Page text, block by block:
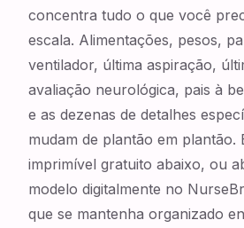
concentra tudo o que você
escala. Alimentações, pesos,
ventilador, última aspiração,
avaliação neurológica, pais à
e as dezenas de detalhes
mudam de plantão em plantão.
imprimível gratuito abaixo, ou
modelo digitalmente no
que se mantenha organizado